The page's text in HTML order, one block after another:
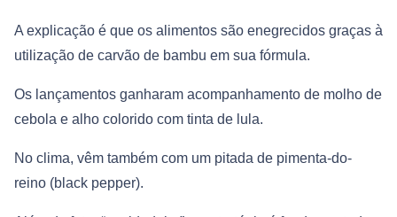
A explicação é que os alimentos são enegrecidos graças à
utilização de carvão de bambu em sua fórmula.
Os lançamentos ganharam acompanhamento de molho de
cebola e alho colorido com tinta de lula.
No clima, vêm também com um pitada de pimenta-do-
reino (black pepper).